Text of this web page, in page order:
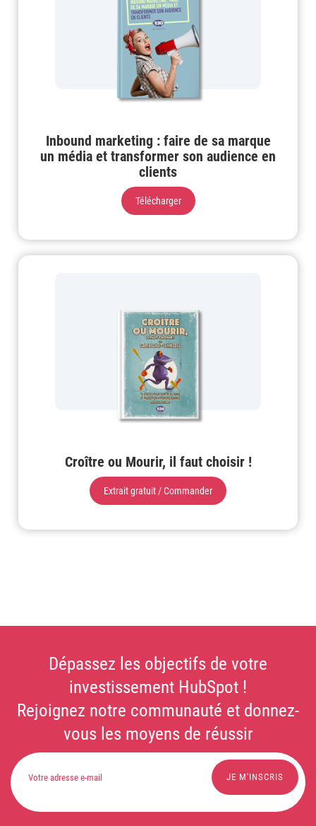
Inbound marketing : faire de sa marque
un média et transformer son audience en
clients
Télécharger
Croître ou Mourir, il faut choisir !
Extrait gratuit / Commander
Dépassez les objectifs de votre
investissement HubSpot !
Rejoignez notre communauté et donnez-
vous les moyens de réussir